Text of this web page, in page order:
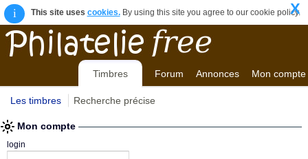
i This site uses cookies.By using this site you agree to our cookie policy.
X
Timbres Forum Annonces Mon compte
Les timbres Recherche précise
Mon compte
login